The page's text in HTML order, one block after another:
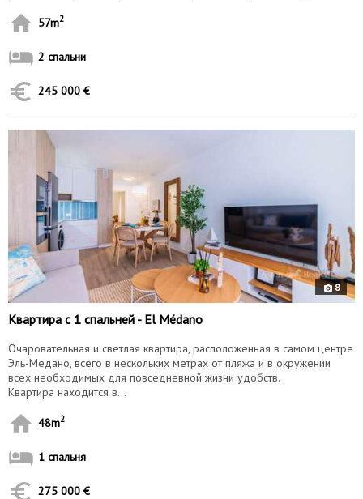
57m2
2 спальни
245 000 €
8
Квартира с 1 спальней - El Médano
Очаровательная и светлая квартира, расположенная в самом центре
Эль-Медано, всего в нескольких метрах от пляжа и в окружении
всех необходимых для повседневной жизни удобств.
Квартира находится в...
48m2
1 спальня
275 000 €